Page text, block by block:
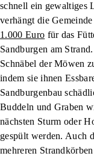
schnell ein gewaltiges
verhängt die
1.000 Euro für das
Sandburgen am
Schnäbel der Möwen
indem sie ihnen
Sandburgenbau
Buddeln und Graben
nächsten Sturm oder
gespült werden. Auch
mehreren